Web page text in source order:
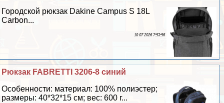
Городской рюкзак Dakine Campus S 18L
Carbon...
18 07 2026 7:53:56
Рюкзак FABRETTI 3206-8 синий
Особенности: материал: 100% полиэстер;
размеры: 40*32*15 см; вес: 600 г...